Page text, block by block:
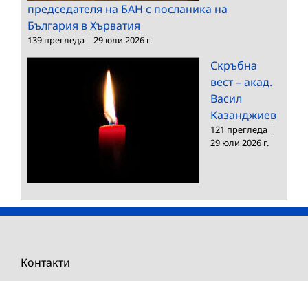
председателя на БАН с посланика на
България в Хърватия
139 прегледа | 29 юли 2026 г.
Скръбна
вест – акад.
Васил
Казанджиев
121 прегледа |
29 юли 2026 г.
Контакти